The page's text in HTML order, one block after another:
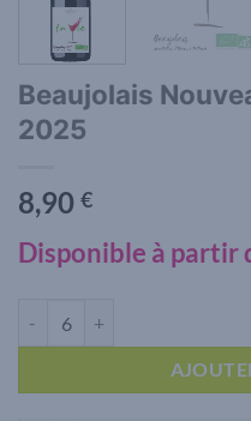
Beaujolais
2025
8,90 €
Disponible à partir